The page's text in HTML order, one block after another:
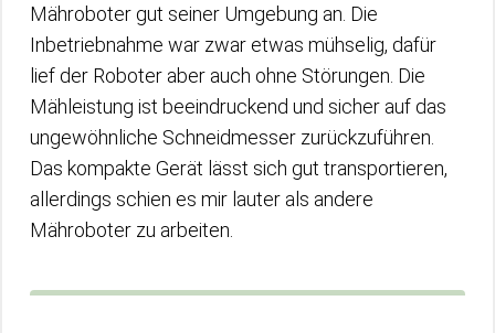
Mähroboter gut seiner Umgebung an. Die
Inbetriebnahme war zwar etwas mühselig, dafür
lief der Roboter aber auch ohne Störungen. Die
Mähleistung ist beeindruckend und sicher auf das
ungewöhnliche Schneidmesser zurückzuführen.
Das kompakte Gerät lässt sich gut transportieren,
allerdings schien es mir lauter als andere
Mähroboter zu arbeiten.